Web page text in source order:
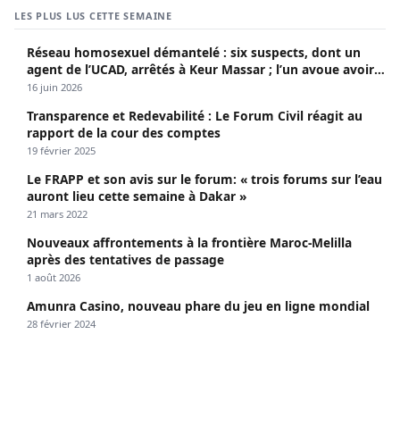
LES PLUS LUS CETTE SEMAINE
Réseau homosexuel démantelé : six suspects, dont un
agent de l’UCAD, arrêtés à Keur Massar ; l’un avoue avoir
propagé le VIH depuis 2018
16 juin 2026
Transparence et Redevabilité : Le Forum Civil réagit au
rapport de la cour des comptes
19 février 2025
Le FRAPP et son avis sur le forum: « trois forums sur l’eau
auront lieu cette semaine à Dakar »
21 mars 2022
Nouveaux affrontements à la frontière Maroc-Melilla
après des tentatives de passage
1 août 2026
Amunra Casino, nouveau phare du jeu en ligne mondial
28 février 2024